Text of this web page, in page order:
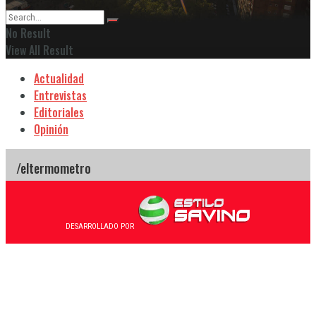
No Result
View All Result
Actualidad
Entrevistas
Editoriales
Opinión
DESARROLLADO POR